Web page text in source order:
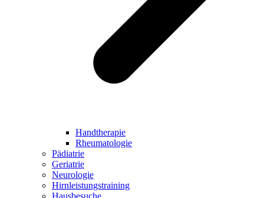
Handtherapie
Rheumatologie
Pädiatrie
Geriatrie
Neurologie
Hirnleistungstraining
Hausbesuche